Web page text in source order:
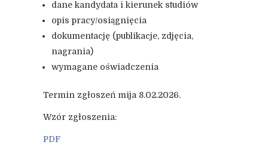
dane kandydata i kierunek studiów
opis pracy/osiągnięcia
dokumentację (publikacje, zdjęcia,
nagrania)
wymagane oświadczenia
Termin zgłoszeń mija 8.02.2026.
Wzór zgłoszenia:
PDF